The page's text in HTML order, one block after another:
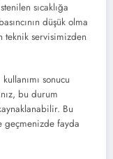
sıcaklığa
düşük olma
servisimizden
sonucu
bu durum
Bu
fayda